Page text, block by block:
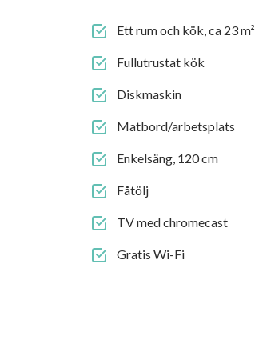
Ett rum och kök, ca 23 m²
Fullutrustat kök
Diskmaskin
Matbord/arbetsplats
Enkelsäng, 120 cm
Fåtölj
TV med chromecast
Gratis Wi-Fi